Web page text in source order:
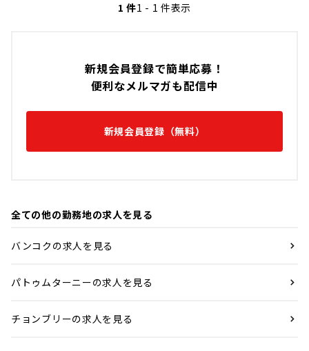
新規会員登録で簡単応募！
便利なメルマガも配信中
新規会員登録（無料）
全ての他の勤務地の求人を見る
バンコクの求人を見る
パトゥムターニーの求人を見る
チョンブリーの求人を見る
1 件1 - 1 件表示